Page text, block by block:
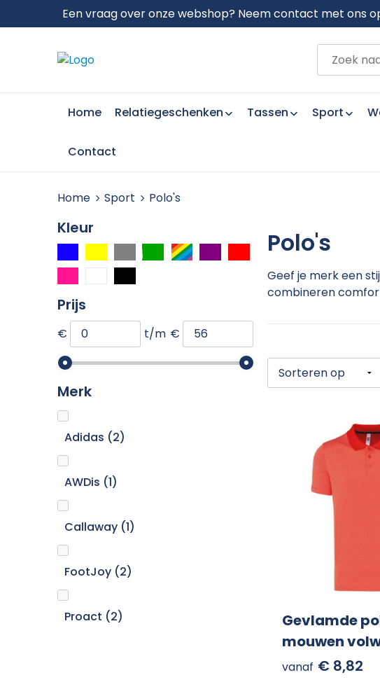
Een vraag over onze webshop? Neem contact met ons
Home Relatiegeschenken Tassen Sport
Contact
Home Sport Polo's
Kleur
Prijs
€ t/m €
Merk
Adidas (2)
AWDis (1)
Callaway (1)
FootJoy (2)
Proact (2)
Polo's
Geef je merk een
combineren
Gevlamde
mouwen
vanaf € 8,82